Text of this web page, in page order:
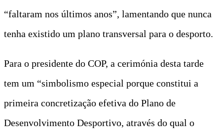
“faltaram nos últimos anos”, lamentando que nunca
tenha existido um plano transversal para o desporto.
Para o presidente do COP, a cerimónia desta tarde
tem um “simbolismo especial porque constitui a
primeira concretização efetiva do Plano de
Desenvolvimento Desportivo, através do qual o